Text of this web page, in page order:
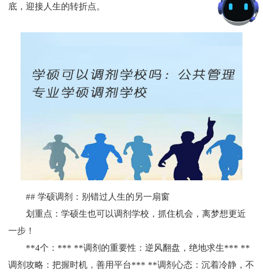
底，迎接人生的转折点。
## 学硕调剂：别错过人生的另一扇窗
划重点：学硕生也可以调剂学校，抓住机会，离梦想更近
一步！
**4个：*** **调剂的重要性：逆风翻盘，绝地求生*** **
调剂攻略：把握时机，善用平台*** **调剂心态：沉着冷静，不